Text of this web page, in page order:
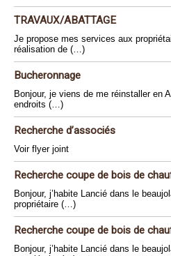
TRAVAUX/ABATTAGE
Je propose mes services aux
réalisation de (…)
Bucheronnage
Bonjour, je viens de me réinstaller en
endroits (…)
Recherche d’associés
Voir flyer joint
Recherche coupe de bois de
Bonjour, j’habite Lancié dans le
propriétaire (…)
Recherche coupe de bois de
Bonjour, j’habite Lancié dans le